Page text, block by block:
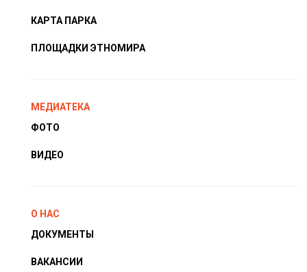
КАРТА ПАРКА
ПЛОЩАДКИ ЭТНОМИРА
МЕДИАТЕКА
ФОТО
ВИДЕО
О НАС
ДОКУМЕНТЫ
ВАКАНСИИ